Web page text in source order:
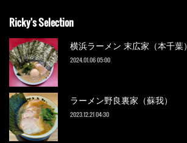
Ricky's Selection
横浜ラーメン 末広家（本千葉）
2024.01.06 05:00
ラーメン野良裏家（蘇我）
2023.12.21 04:30